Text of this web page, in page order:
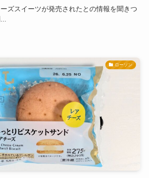
ズスイーツが発売されたとの情報を聞きつ
ローソン